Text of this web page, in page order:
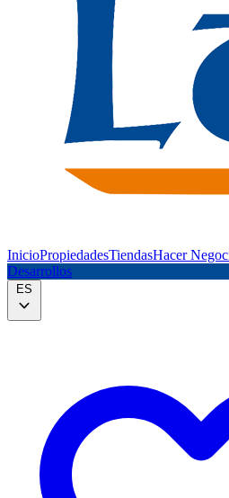
InicioPropiedadesTiendasHacer
Desarrollos